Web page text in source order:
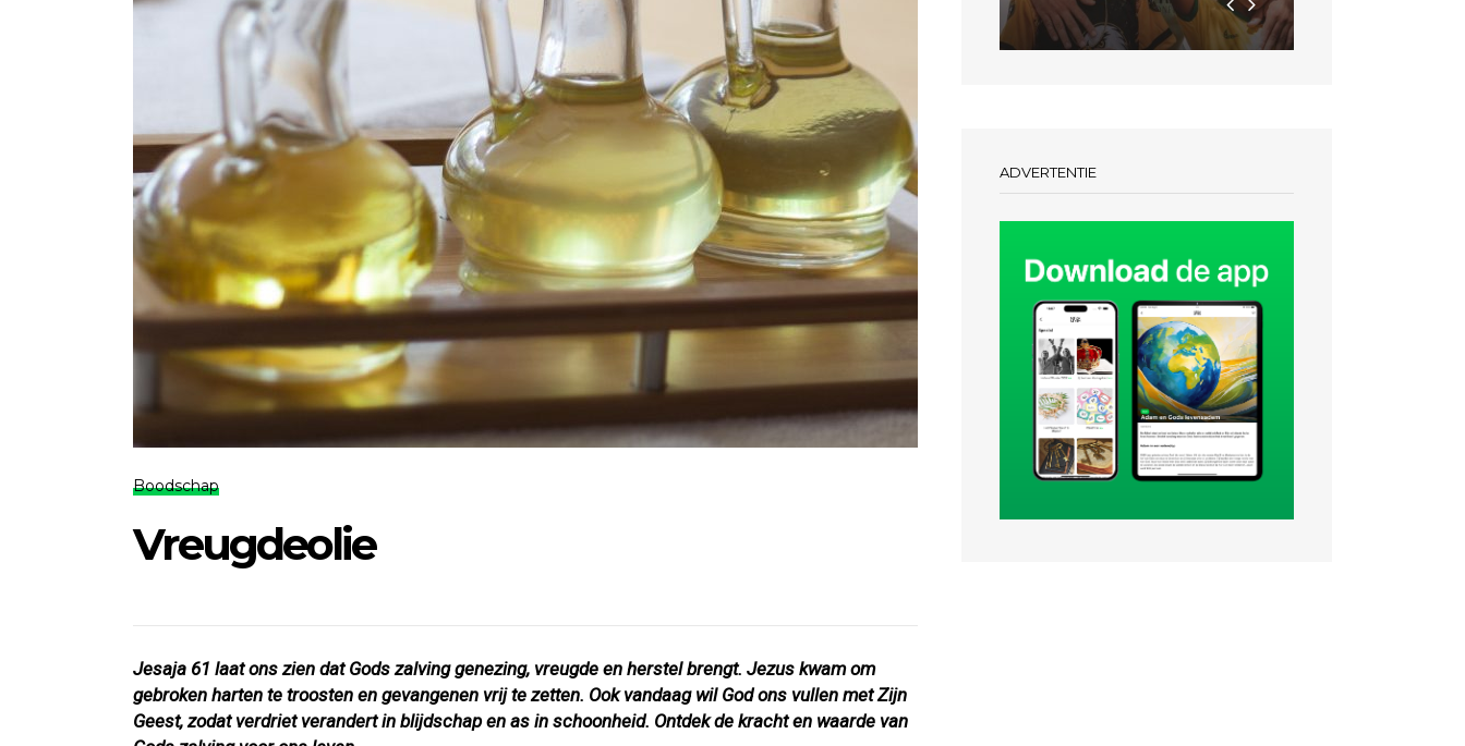
Boodschap
Vreugdeolie
Jesaja 61 laat ons zien dat Gods zalving genezing, vreugde en herstel brengt. Jezus kwam om
gebroken harten te troosten en gevangenen vrij te zetten. Ook vandaag wil God ons vullen met Zijn
Geest, zodat verdriet verandert in blijdschap en as in schoonheid. Ontdek de kracht en waarde van
ADVERTENTIE